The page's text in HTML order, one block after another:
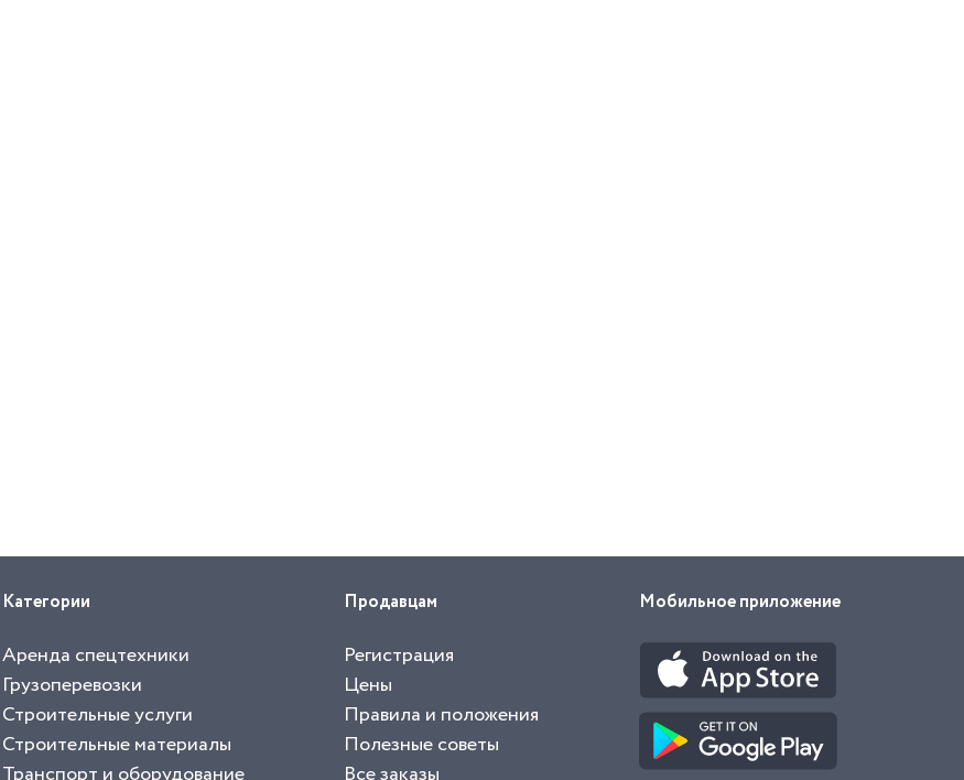
Категории
Аренда спецтехники
Грузоперевозки
Строительные услуги
Строительные материалы
Продавцам
Регистрация
Цены
Правила и положения
Полезные советы
Мобильное приложение